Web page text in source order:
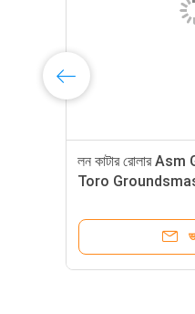
লন কাটার রোলার
Toro